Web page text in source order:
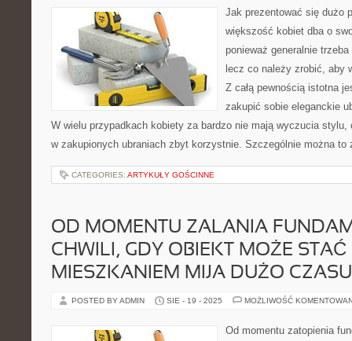
Jak prezentować się dużo
większość kobiet dba o
ponieważ generalnie
lecz co należy zrobić, aby
Z całą pewnością istotna
zakupić sobie eleganckie
W wielu przypadkach kobiety za bardzo nie mają wyczucia stylu,
w zakupionych ubraniach zbyt korzystnie. Szczególnie można
CATEGORIES: ARTYKUŁY GOŚCINNE
OD MOMENTU ZALANIA
CHWILI, GDY OBIEKT MOŻE
MIESZKANIEM MIJA DUŻO CZASU
POSTED BY ADMIN SIE - 19 - 2025 MOŻLIWOŚĆ
Od momentu zatopienia